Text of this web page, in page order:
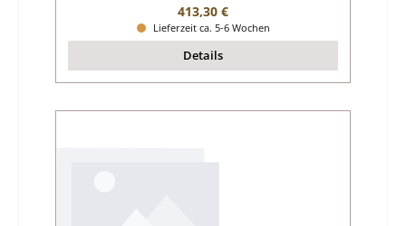
Regulärer Preis:
413,30 €
Lieferzeit ca. 5-6 Wochen
Details